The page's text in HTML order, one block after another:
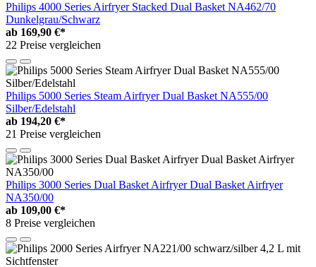
Philips 4000 Series Airfryer Stacked Dual Basket NA462/70
Dunkelgrau/Schwarz
ab 169,90 €*
22 Preise vergleichen
Philips 5000 Series Steam Airfryer Dual Basket NA555/00
Silber/Edelstahl
ab 194,20 €*
21 Preise vergleichen
Philips 3000 Series Dual Basket Airfryer Dual Basket Airfryer
NA350/00
ab 109,00 €*
8 Preise vergleichen